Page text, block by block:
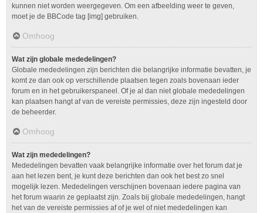
kunnen niet worden weergegeven. Om een afbeelding weer te geven,
moet je de BBCode tag [img] gebruiken.
Omhoog
Wat zijn globale mededelingen?
Globale mededelingen zijn berichten die belangrijke informatie bevatten, je
komt ze dan ook op verschillende plaatsen tegen zoals bovenaan ieder
forum en in het gebruikerspaneel. Of je al dan niet globale mededelingen
kan plaatsen hangt af van de vereiste permissies, deze zijn ingesteld door
de beheerder.
Omhoog
Wat zijn mededelingen?
Mededelingen bevatten vaak belangrijke informatie over het forum dat je
aan het lezen bent, je kunt deze berichten dan ook het best zo snel
mogelijk lezen. Mededelingen verschijnen bovenaan iedere pagina van
het forum waarin ze geplaatst zijn. Zoals bij globale mededelingen, hangt
het van de vereiste permissies af of je wel of niet mededelingen kan